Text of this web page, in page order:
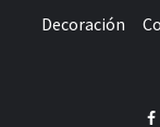
Decoración